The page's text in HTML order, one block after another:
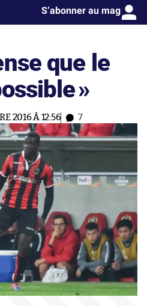
S’abonner au mag
que le
»
2016 À 12:56 7